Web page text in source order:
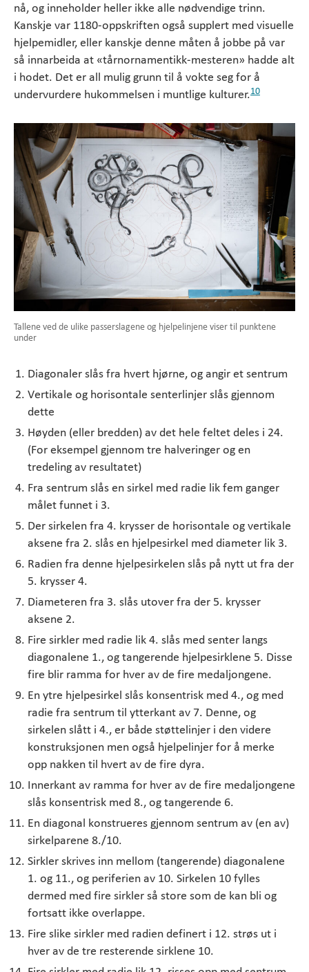
nå, og inneholder heller ikke alle nødvendige trinn.
Kanskje var 1180-oppskriften også supplert med visuelle
hjelpemidler, eller kanskje denne måten å jobbe på var
så innarbeida at «tårnornamentikk-mesteren» hadde alt
i hodet. Det er all mulig grunn til å vokte seg for å
undervurdere hukommelsen i muntlige kulturer.10
Tallene ved de ulike passerslagene og hjelpelinjene viser til punktene
under
Diagonaler slås fra hvert hjørne, og angir et sentrum
Vertikale og horisontale senterlinjer slås gjennom
dette
Høyden (eller bredden) av det hele feltet deles i 24.
(For eksempel gjennom tre halveringer og en
tredeling av resultatet)
Fra sentrum slås en sirkel med radie lik fem ganger
målet funnet i 3.
Der sirkelen fra 4. krysser de horisontale og vertikale
aksene fra 2. slås en hjelpesirkel med diameter lik 3.
Radien fra denne hjelpesirkelen slås på nytt ut fra der
5. krysser 4.
Diameteren fra 3. slås utover fra der 5. krysser
aksene 2.
Fire sirkler med radie lik 4. slås med senter langs
diagonalene 1., og tangerende hjelpesirklene 5. Disse
fire blir ramma for hver av de fire medaljongene.
En ytre hjelpesirkel slås konsentrisk med 4., og med
radie fra sentrum til ytterkant av 7. Denne, og
sirkelen slått i 4., er både støttelinjer i den videre
konstruksjonen men også hjelpelinjer for å merke
opp nakken til hvert av de fire dyra.
Innerkant av ramma for hver av de fire medaljongene
slås konsentrisk med 8., og tangerende 6.
En diagonal konstrueres gjennom sentrum av (en av)
sirkelparene 8./10.
Sirkler skrives inn mellom (tangerende) diagonalene
1. og 11., og periferien av 10. Sirkelen 10 fylles
dermed med fire sirkler så store som de kan bli og
fortsatt ikke overlappe.
Fire slike sirkler med radien definert i 12. strøs ut i
hver av de tre resterende sirklene 10.